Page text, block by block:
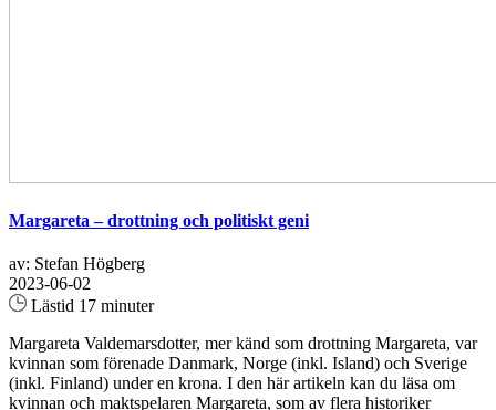
Margareta – drottning och politiskt geni
av: Stefan Högberg
2023-06-02
Lästid 17 minuter
Margareta Valdemarsdotter, mer känd som drottning Margareta, var
kvinnan som förenade Danmark, Norge (inkl. Island) och Sverige
(inkl. Finland) under en krona. I den här artikeln kan du läsa om
kvinnan och maktspelaren Margareta, som av flera historiker